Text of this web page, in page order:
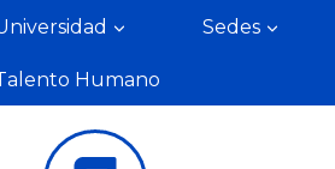
Sedes
Humano